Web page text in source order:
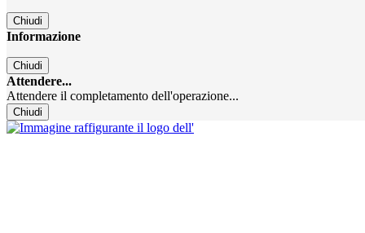
Chiudi
Informazione
Chiudi
Attendere...
Attendere il completamento dell'operazione...
Chiudi